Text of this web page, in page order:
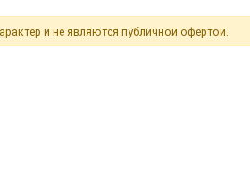
и не являются публичной офертой.